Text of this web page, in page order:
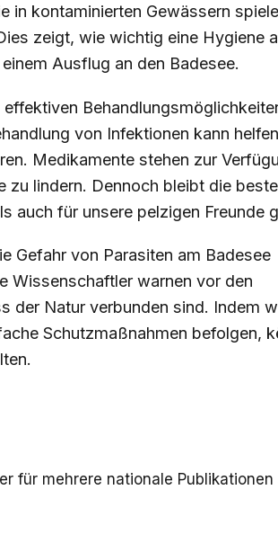
in kontaminierten Gewässern
zeigt, wie wichtig eine Hygiene
Ausflug an den Badesee.
von Infektionen kann
Medikamente stehen zur
zu lindern. Dennoch bleibt die beste
auch für unsere pelzigen Freunde
Gefahr von Parasiten am Badesee
Wissenschaftler warnen vor den
der Natur verbunden sind. Indem
Schutzmaßnahmen befolgen,
für mehrere nationale